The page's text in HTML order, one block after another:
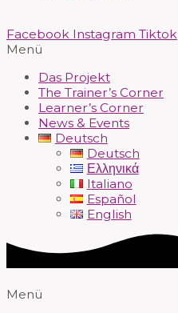
Facebook Instagram Tiktok
Menü
Das Projekt
The Trainer’s Corner
Learner’s Corner
News & Events
Deutsch
Deutsch
Ελληνικά
Italiano
Español
English
Menü